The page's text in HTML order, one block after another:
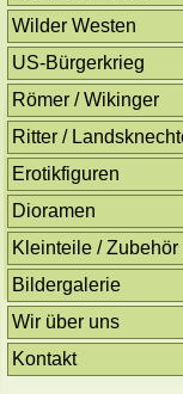
Wilder Westen
US-Bürgerkrieg
Römer / Wikinger
Ritter /
Erotikfiguren
Dioramen
Kleinteile / Zubehör
Bildergalerie
Wir über uns
Kontakt